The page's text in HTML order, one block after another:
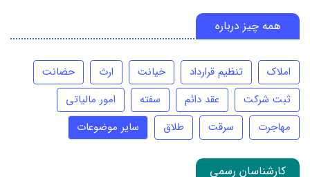
همه چیز درباره
املاک تنظیم قرارداد خیانت ارث
حضانت
ثبت شرکت
عقد دائم سفته
امور مالیاتی
مهاجرت
سرقت طلاق سایر موضوعات
کارشناسان رسمی